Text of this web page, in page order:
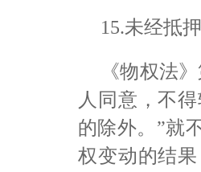
15.未经抵
《物权法
人同意，不
的除外。”就
权变动的结